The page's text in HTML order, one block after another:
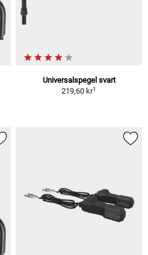
Universalspegel svart
219,60 kr1